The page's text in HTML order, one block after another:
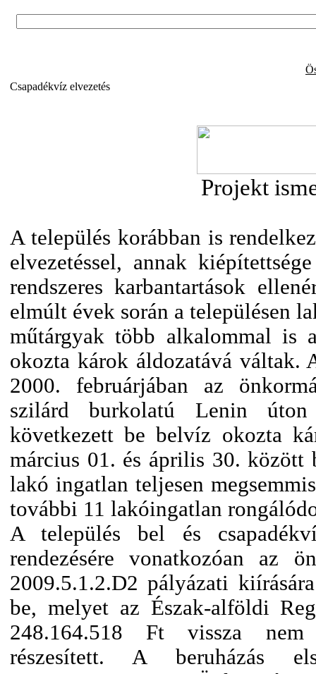
Csapadékvíz elvezetés
Projekt
A település korábban is
elvezetéssel, annak
rendszeres karbantartások
elmúlt évek során a településen
műtárgyak több alkalommal is
okozta károk áldozatává váltak.
2000. februárjában az
szilárd burkolatú Lenin
következett be belvíz okozta
március 01. és április 30. között
lakó ingatlan teljesen
további 11 lakóingatlan
A település bel és
rendezésére vonatkozóan az
2009.5.1.2.D2 pályázati
be, melyet az Észak-alföldi
248.164.518 Ft vissza nem
részesített. A beruházás